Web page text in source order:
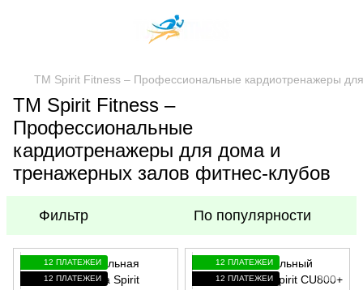
TM Spirit Fitness – Профессиональные кардиотренажеры
TM Spirit Fitness –
Профессиональные
кардиотренажеры для дома и
тренажерных залов фитнес-клубов
Фильтр По популярности
12 ПЛАТЕЖЕЙ
12 ПЛАТЕЖЕЙ
12 ПЛАТЕЖЕЙ
12 ПЛАТЕЖЕЙ